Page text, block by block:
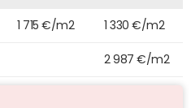
1 715 €/m2 1 330 €/m2
2 987 €/m2